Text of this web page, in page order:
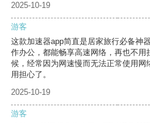
2025-10-19
游客
这款加速器app简直是居家旅行必备神
作办公，都能畅享高速网络，再也不
候，经常因为网速慢而无法正常使用网
用担心了。
2025-10-19
游客